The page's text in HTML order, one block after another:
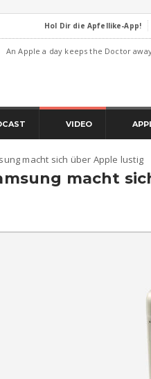
Hol Dir die Apfellike-App!
An Apple a day keeps the Doctor
VIDEO
macht sich über Apple lustig
macht